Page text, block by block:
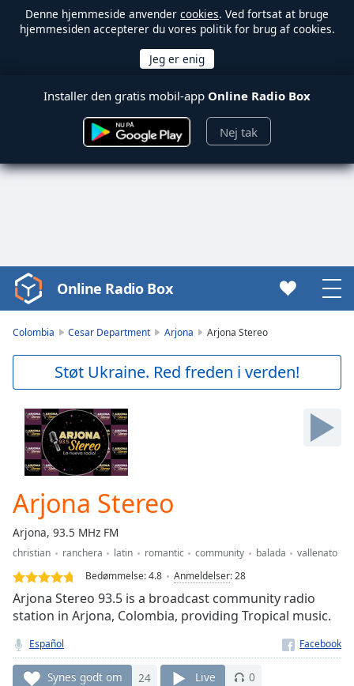
Denne hjemmeside anvender cookies. Ved fortsat at bruge
hjemmesiden accepterer du vores politik for brug af cookies.
Installer den gratis mobil-app Online Radio Box
Nej tak
Video
Player
Skip
Backward
Skip
Forward
Mute
Current
Time 0:00
Duration
Loaded:
0.00%
Stream
TypeLIVE
live,
currently
behind
LIVE
Online Radio Box
Colombia Cesar Department Arjona Arjona Stereo
Støt Ukraine. Red freden i verden!
Arjona Stereo
Arjona, 93.5 MHz FM
christian ranchera latin romantic community balada
vallenato
Bedømmelse:4.8 Anmeldelser:28
Arjona Stereo 93.5 is a broadcast community radio
station in Arjona, Colombia, providing Tropical music.
Español
Synes godt om 24 Live 0